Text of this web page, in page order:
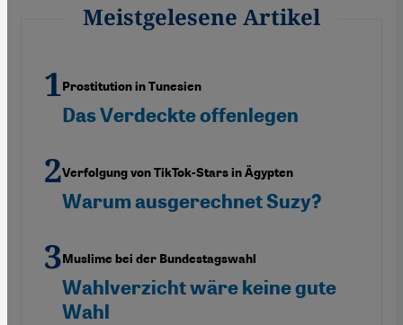
Meistgelesene Artikel
Prostitution in Tunesien
Das Verdeckte offenlegen
Verfolgung von TikTok-Stars in Ägypten
Warum ausgerechnet Suzy?
Muslime bei der Bundestagswahl
Wahlverzicht wäre keine gute
Wahl